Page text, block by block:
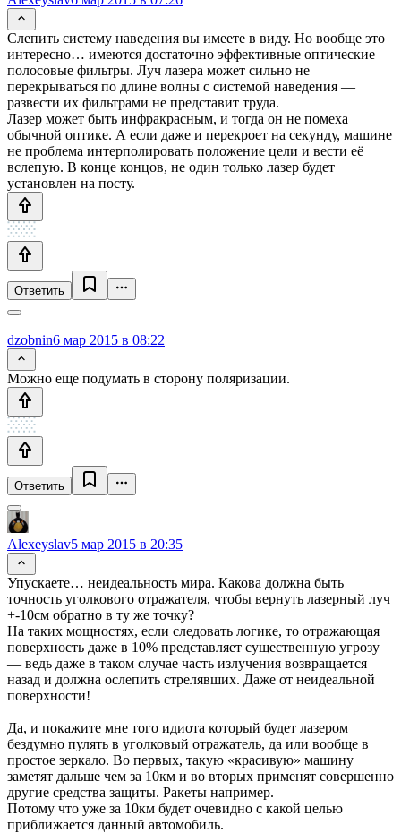
Слепить систему наведения вы имеете в виду. Но вообще это
интересно… имеются достаточно эффективные оптические
полосовые фильтры. Луч лазера может сильно не
перекрываться по длине волны с системой наведения —
развести их фильтрами не представит труда.
Лазер может быть инфракрасным, и тогда он не помеха
обычной оптике. А если даже и перекроет на секунду, машине
не проблема интерполировать положение цели и вести её
вслепую. В конце концов, не один только лазер будет
установлен на посту.
Ответить
dzobnin6 мар 2015 в 08:22
Можно еще подумать в сторону поляризации.
Ответить
Alexeyslav5 мар 2015 в 20:35
Упускаете… неидеальность мира. Какова должна быть
точность уголкового отражателя, чтобы вернуть лазерный луч
+-10см обратно в ту же точку?
На таких мощностях, если следовать логике, то отражающая
поверхность даже в 10% представляет существенную угрозу
— ведь даже в таком случае часть излучения возвращается
назад и должна ослепить стрелявших. Даже от неидеальной
поверхности!
Да, и покажите мне того идиота который будет лазером
бездумно пулять в уголковый отражатель, да или вообще в
простое зеркало. Во первых, такую «красивую» машину
заметят дальше чем за 10км и во вторых применят совершенно
другие средства защиты. Ракеты например.
Потому что уже за 10км будет очевидно с какой целью
приближается данный автомобиль.